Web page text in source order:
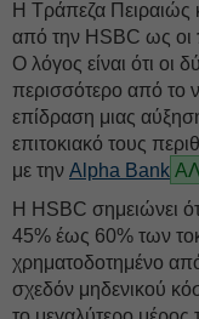
Η Τράπεζα Πειραιώς
από την HSBC ως οι
Ο λόγος είναι ότι οι
περισσότερο από το
επίδραση μιας
επιτοκιακό τους
με την Alpha Bank
Η HSBC σημειώνει
45% έως 60% των
χρηματοδοτημένο
σχεδόν μηδενικού